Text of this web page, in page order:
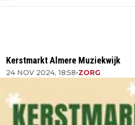
Kerstmarkt Almere Muziekwijk
24 NOV 2024, 18:58•ZORG